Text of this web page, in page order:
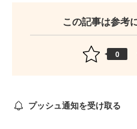
この記事は参考
0
プッシュ通知を受け取る